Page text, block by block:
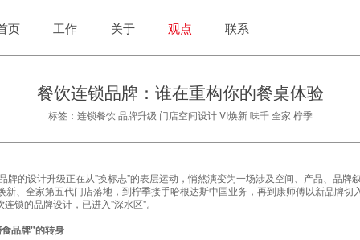
页 工作 关于 观点 联系
餐饮连锁品牌：谁在重构你的餐桌体验
标签：连锁餐饮 品牌升级 门店空间设计 VI焕新 味千 全家 柠季
牌的设计升级正在从"换标志"的表层运动，悄然演变为一场涉及空间、产品、品牌
新、全家第五代门店落地，到柠季接手哈根达斯中国业务，再到康师傅以新品牌
锁的品牌设计，已进入"深水区"。
品牌"的转身